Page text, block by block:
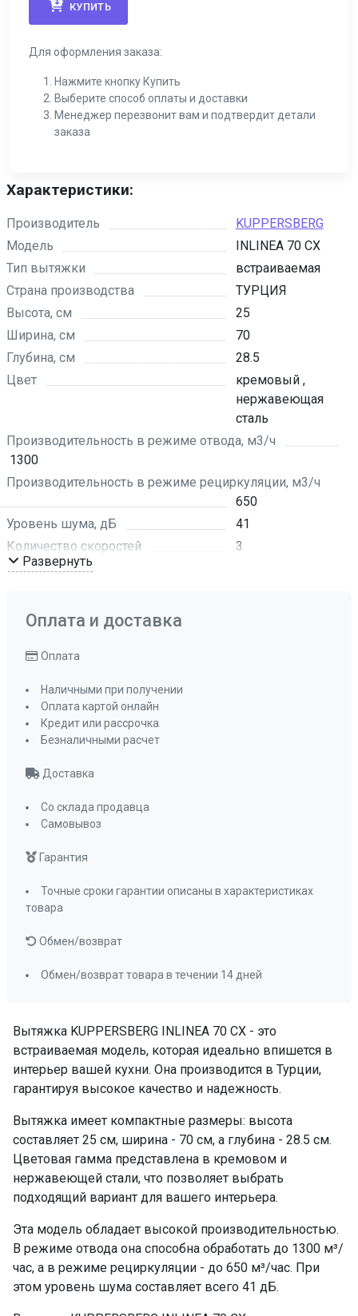
КУПИТЬ
Для оформления заказа:
Нажмите кнопку Купить
Выберите способ оплаты и доставки
Менеджер перезвонит вам и подтвердит детали
заказа
Характеристики:
Производитель
KUPPERSBERG
Модель
INLINEA 70 CX
Тип вытяжки
встраиваемая
Страна производства
ТУРЦИЯ
Высота, см
25
Ширина, см
70
Глубина, см
28.5
Цвет
кремовый ,
нержавеющая
сталь
Производительность в режиме отвода, м3/ч
1300
Производительность в режиме рециркуляции, м3/ч
650
Уровень шума, дБ
41
Количество скоростей
3
Режим работы
Рекомендуемая площадь помещения, кв м
до 30 кв, м
Обратный клапан
Управление
Мощность освещения, Вт
Количество ламп освещения
Переходник
Угольный фильтр
Фильтр
металлический
Развернуть
Вытяжка KUPPERSBERG INLINEA 70 CX - это
встраиваемая модель, которая идеально впишется в
интерьер вашей кухни. Она производится в Турции,
гарантируя высокое качество и надежность.
Вытяжка имеет компактные размеры: высота
составляет 25 см, ширина - 70 см, а глубина - 28.5 см.
Цветовая гамма представлена в кремовом и
нержавеющей стали, что позволяет выбрать
подходящий вариант для вашего интерьера.
Эта модель обладает высокой производительностью.
В режиме отвода она способна обработать до 1300 м³/
час, а в режиме рециркуляции - до 650 м³/час. При
этом уровень шума составляет всего 41 дБ.
Оплата и доставка
Оплата
Наличными при получении
Оплата картой онлайн
Кредит или рассрочка
Безналичными расчет
Доставка
Со склада продавца
Самовывоз
Гарантия
Точные сроки гарантии описаны в характеристиках
товара
Обмен/возврат
Обмен/возврат товара в течении 14 дней